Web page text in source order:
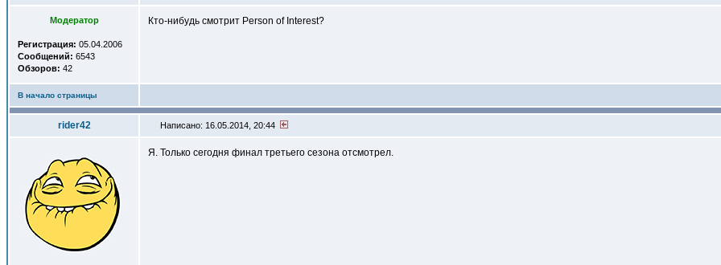
Модератор
Регистрация: 05.04.2006
Сообщений: 6543
Обзоров: 42
Кто-нибудь смотрит Person of Interest?
В начало страницы
rider42 Написано: 16.05.2014, 20:44
Я. Только сегодня финал третьего сезона отсмотрел.